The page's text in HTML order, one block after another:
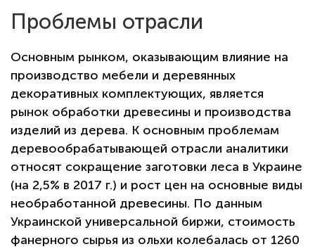
Проблемы отрасли
Основным рынком, оказывающим влияние на
производство мебели и деревянных
декоративных комплектующих, является
рынок обработки древесины и производства
изделий из дерева. К основным проблемам
деревообрабатывающей отрасли аналитики
относят сокращение заготовки леса в Украине
(на 2,5% в 2017 г.) и рост цен на основные виды
необработанной древесины. По данным
Украинской универсальной биржи, стоимость
фанерного сырья из ольхи колебалась от 1260